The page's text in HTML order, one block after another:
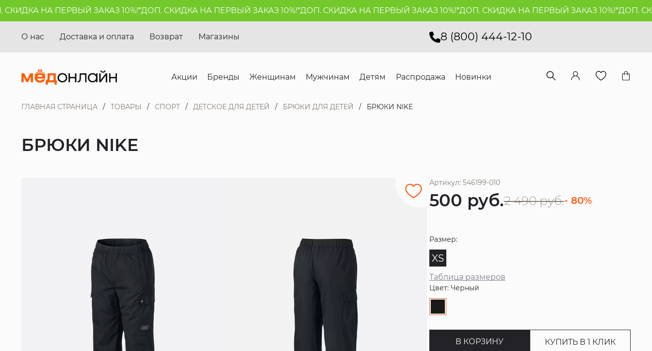
НА ПЕРВЫЙ ЗАКАЗ 10%!*ДОП. СКИДКА НА ПЕРВЫЙ ЗАКАЗ 10%!*ДОП. СКИДКА НА ПЕРВЫЙ ЗАКАЗ 10%!*ДОП. СКИДКА НА ПЕРВЫЙ ЗАКАЗ 10%!*ДОП.
8 (800) 444-12-10
О нас Доставка и оплата Возврат Магазины
Акции Бренды Женщинам Мужчинам Детям Распродажа Новинки
ГЛАВНАЯ СТРАНИЦА ТОВАРЫ СПОРТ ДЕТСКОЕ ДЛЯ ДЕТЕЙ БРЮКИ ДЛЯ ДЕТЕЙ БРЮКИ NIKE
БРЮКИ NIKE
Артикул: 546199-010
500 руб.2 490 руб.- 80%
Размер:
XS
Таблица размеров
Цвет: Черный
В КОРЗИНУ КУПИТЬ В 1 КЛИК